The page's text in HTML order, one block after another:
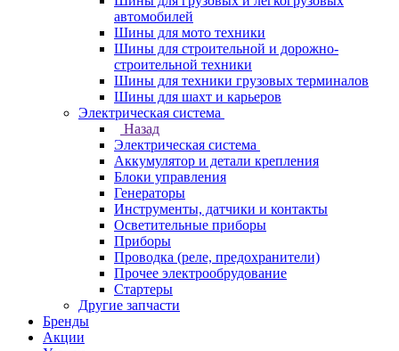
автомобилей
Шины для мото техники
Шины для строительной и дорожно-
строительной техники
Шины для техники грузовых терминалов
Шины для шахт и карьеров
Электрическая система
Назад
Электрическая система
Аккумулятор и детали крепления
Блоки управления
Генераторы
Инструменты, датчики и контакты
Осветительные приборы
Приборы
Проводка (реле, предохранители)
Прочее электрообрудование
Стартеры
Другие запчасти
Бренды
Акции